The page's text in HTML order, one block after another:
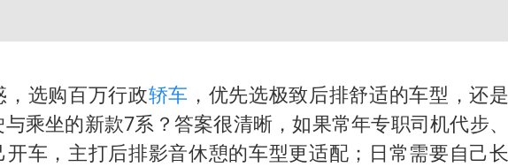
，选购百万行政轿车 ，优先选极致后排舒适的车型，还是
乘坐的新款7系？答案很清晰，如果常年专职司机代步、
开车，主打后排影音休憩的车型更适配；日常需要自己长